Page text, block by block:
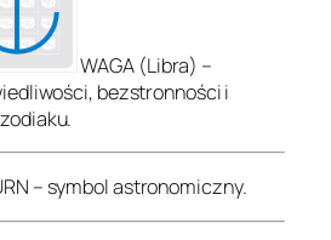
WAGA (Libra) –
bezstronności i
– symbol astronomiczny.